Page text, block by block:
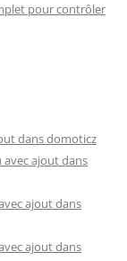
pour contrôler
dans domoticz
avec ajout dans
ajout dans
ajout dans